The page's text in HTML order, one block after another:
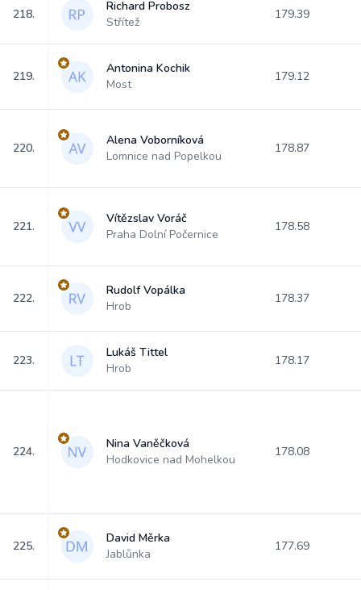
218.
Richard Probosz
Střítež
179.39
219.
Antonina Kochik
Most
179.12
220.
Alena Voborníková
Lomnice nad Popelkou
178.87
221.
Vítězslav Voráč
Praha Dolní Počernice
178.58
222.
Rudolf Vopálka
Hrob
178.37
223.
Lukáš Tittel
Hrob
178.17
224.
Nina Vaněčková
Hodkovice nad Mohelkou
178.08
225.
David Měrka
Jablůnka
177.69